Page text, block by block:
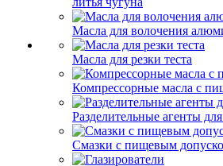
Масла для волочения
Масла для резки теста
Компрессорные масла с
Разделительные агенты
Смазки с пищевым